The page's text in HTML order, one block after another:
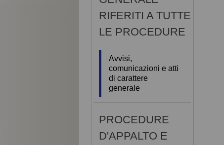
RIFERITI A TUTTE
LE PROCEDURE
Avvisi,
comunicazioni e atti
di carattere
generale
PROCEDURE
D'APPALTO E